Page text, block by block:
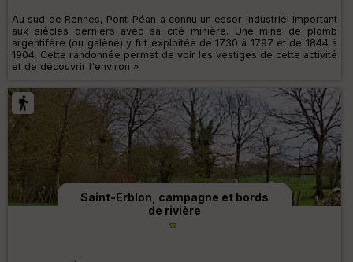
Au sud de Rennes, Pont-Péan a connu un essor industriel important
aux siècles derniers avec sa cité minière. Une mine de plomb
argentifère (ou galène) y fut exploitée de 1730 à 1797 et de 1844 à
1904. Cette randonnée permet de voir les vestiges de cette activité
et de découvrir l'environ »
Saint-Erblon, campagne et bords
de rivière